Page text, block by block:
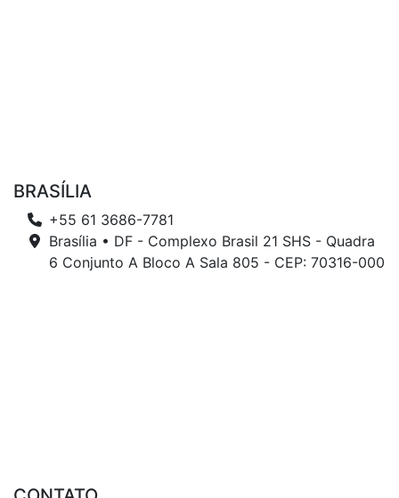
BRASÍLIA
+55 61 3686-7781
Brasília • DF - Complexo Brasil 21 SHS - Quadra
6 Conjunto A Bloco A Sala 805 - CEP: 70316-000